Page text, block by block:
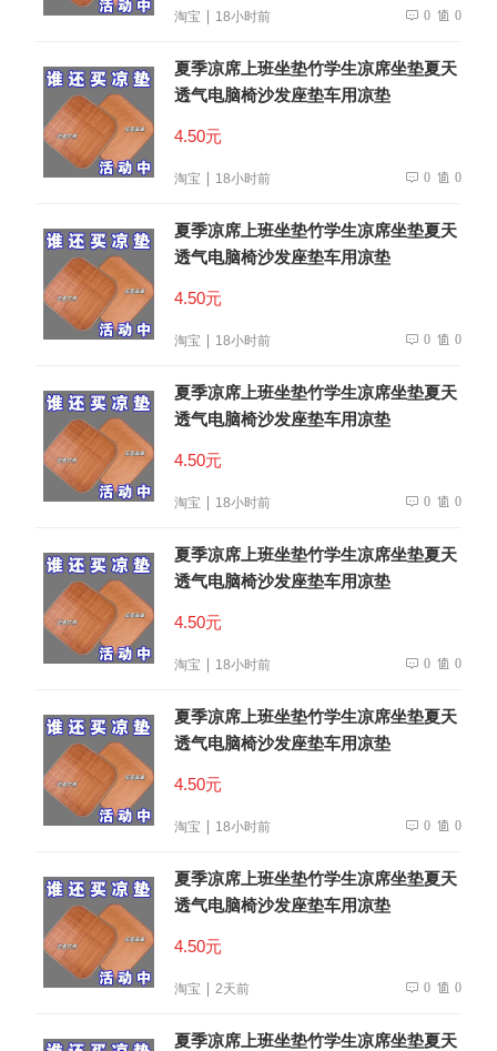
淘宝 18小时前 0 0
夏季凉席上班坐垫竹学生凉席坐垫夏天
透气电脑椅沙发座垫车用凉垫
4.50元
淘宝 18小时前 0 0
夏季凉席上班坐垫竹学生凉席坐垫夏天
透气电脑椅沙发座垫车用凉垫
4.50元
淘宝 18小时前 0 0
夏季凉席上班坐垫竹学生凉席坐垫夏天
透气电脑椅沙发座垫车用凉垫
4.50元
淘宝 18小时前 0 0
夏季凉席上班坐垫竹学生凉席坐垫夏天
透气电脑椅沙发座垫车用凉垫
4.50元
淘宝 18小时前 0 0
夏季凉席上班坐垫竹学生凉席坐垫夏天
透气电脑椅沙发座垫车用凉垫
4.50元
淘宝 18小时前 0 0
夏季凉席上班坐垫竹学生凉席坐垫夏天
透气电脑椅沙发座垫车用凉垫
4.50元
淘宝 2天前 0 0
夏季凉席上班坐垫竹学生凉席坐垫夏天